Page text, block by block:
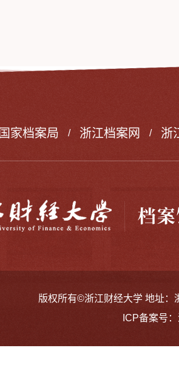
国家档案局 / 浙江档案网 / 浙
版权所有©浙江财经大学 地址：
ICP备案号：